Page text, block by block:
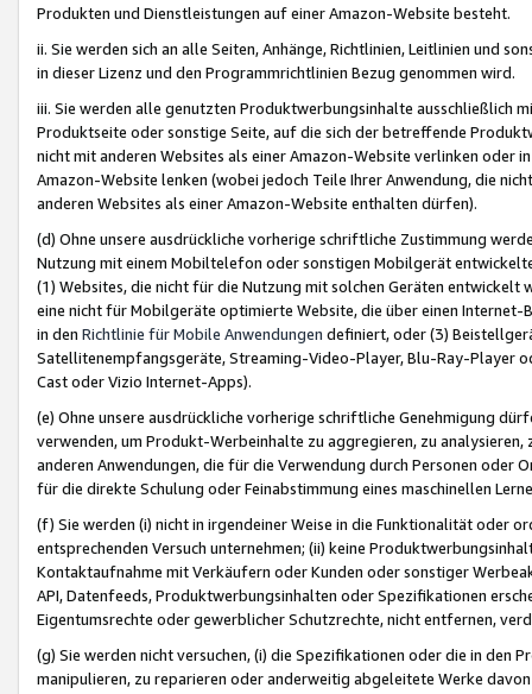
Produkten und Dienstleistungen auf einer Amazon-Website besteht.
ii. Sie werden sich an alle Seiten, Anhänge, Richtlinien, Leitlinien und
in dieser Lizenz und den Programmrichtlinien Bezug genommen wird.
iii. Sie werden alle genutzten Produktwerbungsinhalte ausschließlich
Produktseite oder sonstige Seite, auf die sich der betreffende
nicht mit anderen Websites als einer Amazon-Website verlinken oder
Amazon-Website lenken (wobei jedoch Teile Ihrer Anwendung, die
anderen Websites als einer Amazon-Website enthalten dürfen).
(d) Ohne unsere ausdrückliche vorherige schriftliche Zustimmung
Nutzung mit einem Mobiltelefon oder sonstigen Mobilgerät
(1) Websites, die nicht für die Nutzung mit solchen Geräten
eine nicht für Mobilgeräte optimierte Website, die über einen
in den Richtlinie für Mobile Anwendungen definiert, oder (3)
Satellitenempfangsgeräte, Streaming-Video-Player, Blu-Ray-Player
Cast oder Vizio Internet-Apps).
(e) Ohne unsere ausdrückliche vorherige schriftliche Genehmigung
verwenden, um Produkt-Werbeinhalte zu aggregieren, zu
anderen Anwendungen, die für die Verwendung durch Personen
für die direkte Schulung oder Feinabstimmung eines maschinellen
(f) Sie werden (i) nicht in irgendeiner Weise in die Funktionalität oder
entsprechenden Versuch unternehmen; (ii) keine
Kontaktaufnahme mit Verkäufern oder Kunden oder sonstiger
API, Datenfeeds, Produktwerbungsinhalten oder Spezifikationen
Eigentumsrechte oder gewerblicher Schutzrechte, nicht entfernen,
(g) Sie werden nicht versuchen, (i) die Spezifikationen oder die in
manipulieren, zu reparieren oder anderweitig abgeleitete Werke